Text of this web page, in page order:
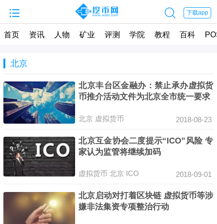
  下载app
首页 资讯 人物 矿业 评测 学院 教程 百科
北京
北京丰台区金融办：禁止承办虚拟货
币推介活动文件为北京全市统一要求
北京 虚拟货币 2018-08-23
北京互金协会二度提示“ICO”风险 专
家认为监管将继续加码
虚拟货币 北京 ICO 2018-09-01
北京启动对打着区块链 虚拟货币等涉
嫌非法集资专项整治行动